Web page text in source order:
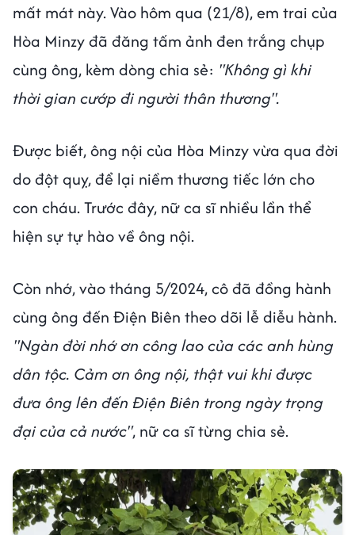
mất mát này. Vào hôm qua (21/8), em trai của
Hòa Minzy đã đăng tấm ảnh đen trắng chụp
cùng ông, kèm dòng chia sẻ: "Không gì khi
thời gian cướp đi người thân thương".
Được biết, ông nội của Hòa Minzy vừa qua đời
do đột quỵ, để lại niềm thương tiếc lớn cho
con cháu. Trước đây, nữ ca sĩ nhiều lần thể
hiện sự tự hào về ông nội.
Còn nhớ, vào tháng 5/2024, cô đã đồng hành
cùng ông đến Điện Biên theo dõi lễ diễu hành.
"Ngàn đời nhớ ơn công lao của các anh hùng
dân tộc. Cảm ơn ông nội, thật vui khi được
đưa ông lên đến Điện Biên trong ngày trọng
đại của cả nước", nữ ca sĩ từng chia sẻ.